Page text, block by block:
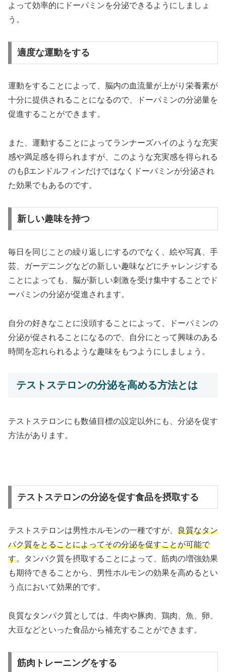
よって効率的にドーパミンを分泌できるようにしましょ
う。
適度な運動をする
運動をすることによって、脳内の血流量が上がり栄養素が
十分に提供されることになるので、ドーパミンの分泌量を
促進することができます。
また、運動することによってランナーズハイのような充実
感や満足感を得られますが、このような充実感を得られる
のもβエンドルフィンだけではなくドーパミンが分泌され
た効果でもあるのです。
新しい趣味を持つ
毎日を同じことの繰り返しにするのでなく、絵や写真、手
芸、ガーデニングなどの新しい趣味などにチャレンジする
ことによっても、脳が新しい刺激を受け集中することでド
ーパミンの分泌が促進されます。
自分の好きなことに没頭することによって、ドーパミンの
分泌が促されることになるので、自分にとって興味のある
時間を忘れられるような趣味をもつようにしましょう。
テストステロンの分泌を高める方法とは
テストステロンにも数値目標の設定以外にも、分泌を促す
方法があります。
テストステロンの分泌を促す食品を摂取する
テストステロンは男性ホルモンの一種ですが、 良質なタン
パク質をとることによってその分泌を促すことが可能で
す。タンパク質を摂取することによって、筋肉の増強効果
も期待できることから、男性ホルモンの効果を高めるとい
う点において効果的です。
良質なタンパク質としては、牛肉や豚肉、鶏肉、魚、卵、
大豆などといった食品から補充することができます。
筋肉トレーニングをする